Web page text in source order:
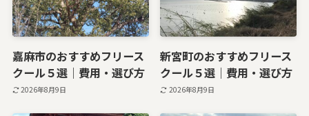
嘉麻市のおすすめフリース
クール５選｜費用・選び方
2026年8月9日
新宮町のおすすめフリース
クール５選｜費用・選び方
2026年8月9日